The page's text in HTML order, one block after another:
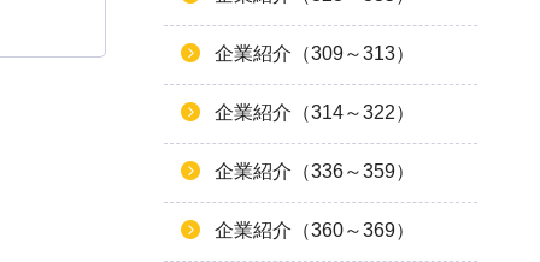
企業紹介（309～313）
企業紹介（314～322）
企業紹介（336～359）
企業紹介（360～369）